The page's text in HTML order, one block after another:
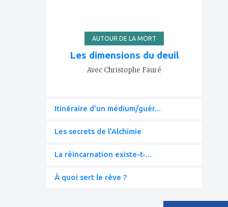
AUTOUR DE LA MORT
Les dimensions du deuil
Avec Christophe Fauré
Itinéraire d'un médium/guér...
Les secrets de l'Alchimie
La réincarnation existe-t-...
À quoi sert le rêve ?